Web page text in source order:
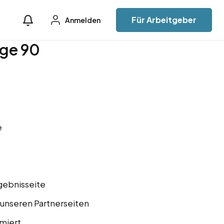
Anmelden Für Arbeitgeber
90
Partnerseiten